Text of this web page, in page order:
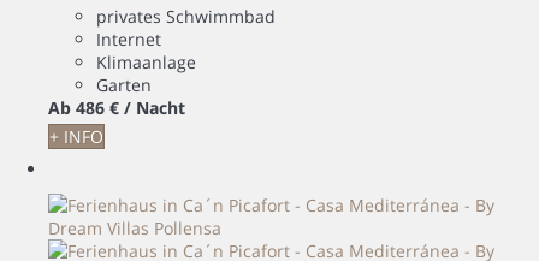
privates Schwimmbad
Internet
Klimaanlage
Garten
Ab 486 € / Nacht
+ INFO